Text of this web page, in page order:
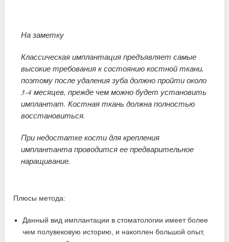
На заметку
Классическая имплантация предъявляет самые
высокие требования к состоянию костной ткани,
поэтому после удаления зуба должно пройти около
3-4 месяцев, прежде чем можно будет установить
имплантат. Костная ткань должна полностью
восстановиться.
При недостатке кости для крепления
имплантанта проводится ее предварительное
наращивание.
Плюсы метода:
Данный вид имплантации в стоматологии имеет более
чем полувековую историю, и накоплен большой опыт,